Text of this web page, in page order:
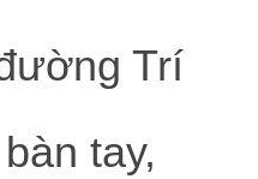
Trí
tay,